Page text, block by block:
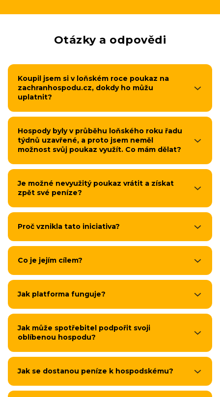
Otázky a odpovědi
Koupil jsem si v loňském roce poukaz na
zachranhospodu.cz, dokdy ho můžu
uplatnit?
Hospody byly v průběhu loňského roku řadu
týdnů uzavřené, a proto jsem neměl
možnost svůj poukaz využít. Co mám dělat?
Je možné nevyužitý poukaz vrátit a získat
zpět své peníze?
Proč vznikla tato iniciativa?
Co je jejím cílem?
Jak platforma funguje?
Jak může spotřebitel podpořit svoji
oblíbenou hospodu?
Jak se dostanou peníze k hospodskému?